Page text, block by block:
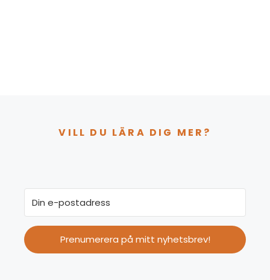
VILL DU LÄRA DIG MER?
Prenumerera på mitt nyhetsbrev!